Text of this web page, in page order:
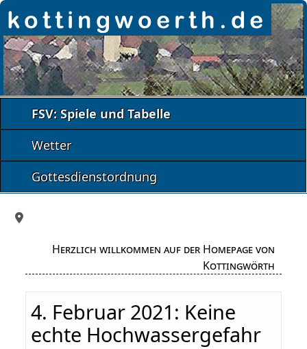
FSV: Spiele und Tabelle
Wetter
Gottesdienstordnung
Herzlich willkommen auf der Homepage von
Kottingwörth
4. Februar 2021: Keine
echte Hochwassergefahr